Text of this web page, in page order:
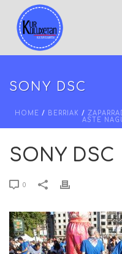
SONY DSC
HOME / BERRIAK /
ASTE
SONY DSC
0